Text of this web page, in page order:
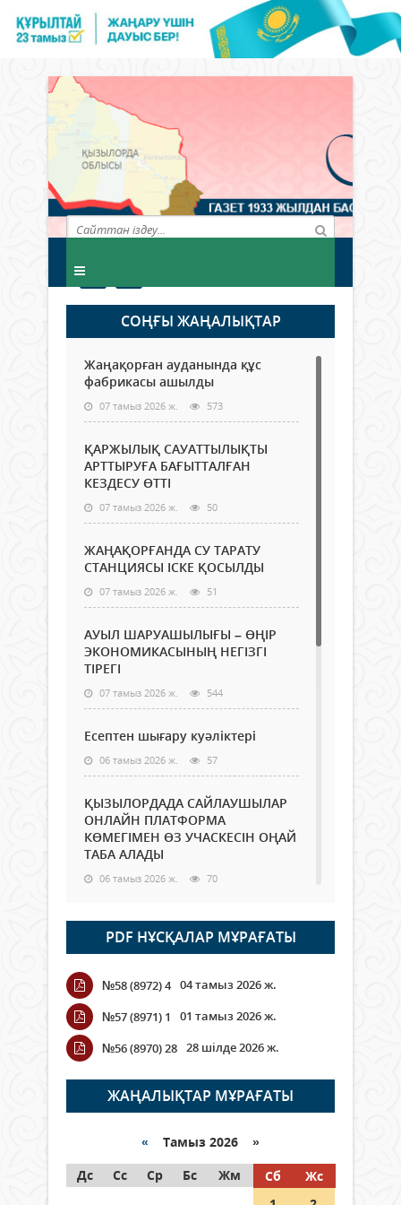
СОҢҒЫ ЖАҢАЛЫҚТАР
Жаңақорған ауданында құс
фабрикасы ашылды
07 тамыз 2026 ж. 573
ҚАРЖЫЛЫҚ САУАТТЫЛЫҚТЫ
АРТТЫРУҒА БАҒЫТТАЛҒАН
КЕЗДЕСУ ӨТТІ
07 тамыз 2026 ж. 50
ЖАҢАҚОРҒАНДА СУ ТАРАТУ
СТАНЦИЯСЫ ІСКЕ ҚОСЫЛДЫ
07 тамыз 2026 ж. 51
АУЫЛ ШАРУАШЫЛЫҒЫ – ӨҢІР
ЭКОНОМИКАСЫНЫҢ НЕГІЗГІ
ТІРЕГІ
07 тамыз 2026 ж. 544
Есептен шығару куәліктері
06 тамыз 2026 ж. 57
ҚЫЗЫЛОРДАДА САЙЛАУШЫЛАР
ОНЛАЙН ПЛАТФОРМА
КӨМЕГІМЕН ӨЗ УЧАСКЕСІН ОҢАЙ
ТАБА АЛАДЫ
06 тамыз 2026 ж. 70
Open Air: Қызылорда облысы
полиция департаменті 20
мыңнан астам көрерменнің
қауіпсіздігін қамтамасыз етті
06 тамыз 2026 ж.
Wi-Fi ҚАБЫРҒА АРҚЫЛЫ ҚАЛАЙ
ӨТЕДІ?
06 тамыз 2026 ж. 252
граждане Казахстана,
05 тамыз 2026 ж. 125
PDF НҰСҚАЛАР МҰРАҒАТЫ
№58 (8972) 4 04 тамыз 2026 ж.
№57 (8971) 1
01 тамыз 2026 ж.
№56 (8970) 28 28 шілде 2026 ж.
ЖАҢАЛЫҚТАР МҰРАҒАТЫ
« Тамыз 2026 »
Дс
Сс Ср Бс Жм Сб
Жс